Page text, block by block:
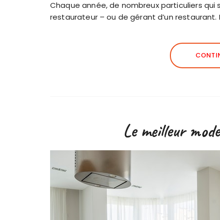
Chaque année, de nombreux particuliers
restaurateur – ou de gérant d’un restaurant.
Le meilleur